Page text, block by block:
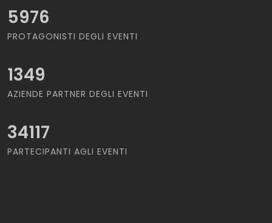
5976
PROTAGONISTI DEGLI EVENTI
1349
AZIENDE PARTNER DEGLI EVENTI
34117
PARTECIPANTI AGLI EVENTI